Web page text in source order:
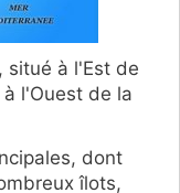
, situé à l'Est de
l'Ouest de la
dont
îlots,